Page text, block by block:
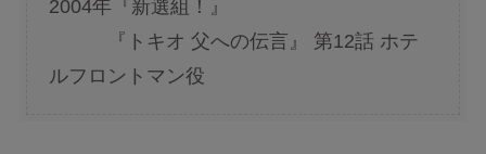
2004年『新選組！』
『トキオ 父への伝言』 第12話 ホテ
ルフロントマン役